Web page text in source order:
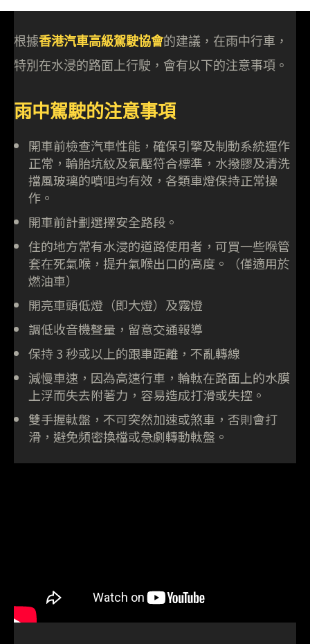
根據香港汽車高級駕駛協會的建議，在雨中行車，
特別在水浸的路面上行駛，會有以下的注意事項。
雨中駕駛的注意事項
開車前檢查汽車性能，確保引擎及制動系統運作
正常，輪胎坑紋及氣壓符合標準，水撥膠及清洗
擋風玻璃的噴咀均有效，各類車燈保持正常操
作。
開車前計劃選擇安全路段。
住的地方常有水浸的道路使用者，可買一些喉管
套在死氣喉，提升氣喉出口的高度。（僅適用於
燃油車）
開亮車頭低燈（即大燈）及霧燈
調低收音機聲量，留意交通報導
保持 3 秒或以上的跟車距離，不亂轉線
減慢車速，因為高速行車，輪軚在路面上的水膜
上浮而失去附著力，容易造成打滑或失控。
雙手握軚盤，不可突然加速或煞車，否則會打
滑，避免頻密換檔或急劇轉動軚盤。